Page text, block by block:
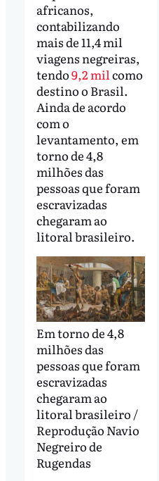
africanos,
contabilizando
mais de 11,4 mil
viagens negreiras,
tendo9,2 milcomo
destino o Brasil.
Ainda de acordo
com o
levantamento, em
torno de 4,8
milhões das
pessoas que foram
escravizadas
chegaram ao
litoral brasileiro.
Em torno de 4,8
milhões das
pessoas que foram
escravizadas
chegaram ao
litoral brasileiro /
Reprodução Navio
Negreiro de
Rugendas